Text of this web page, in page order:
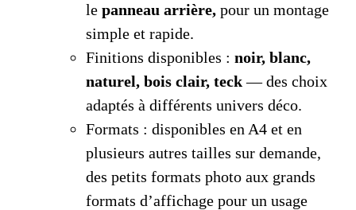
le panneau arrière, pour un montage
simple et rapide.
Finitions disponibles : noir, blanc,
naturel, bois clair, teck— des choix
adaptés à différents univers déco.
Formats : disponibles en A4 et en
plusieurs autres tailles sur demande,
des petits formats photo aux grands
formats d’affichage pour un usage